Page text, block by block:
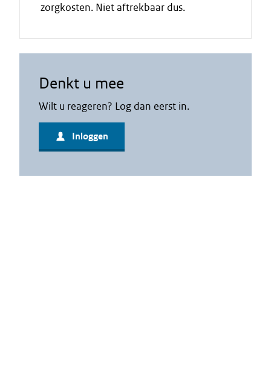
zorgkosten. Niet aftrekbaar dus.
Denkt u mee
Wilt u reageren? Log dan eerst in.
Inloggen